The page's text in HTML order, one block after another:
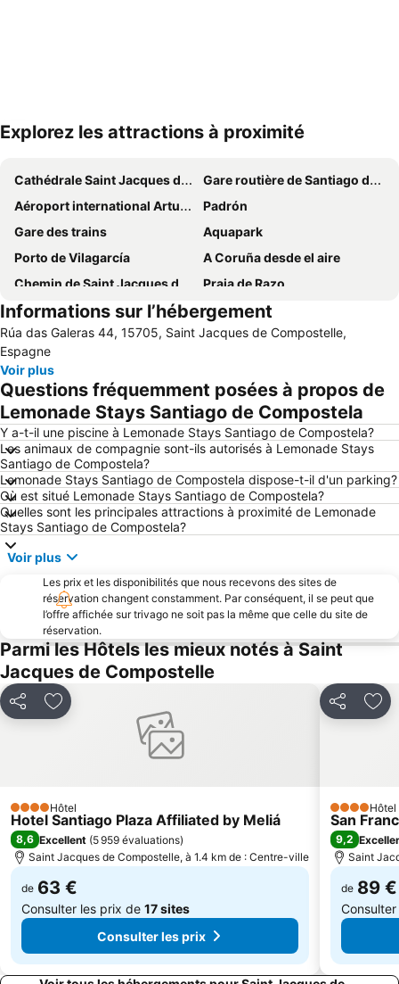
Explorez les attractions à proximité
Cathédrale Saint Jacques de Compostelle
Gare routière de Santiago de Compostela
Aéroport international Arturo Merino Benítez
Padrón
Gare des trains
Aquapark
Porto de Vilagarcía
A Coruña desde el aire
Chemin de Saint Jacques de Compostelle
Praia de Razo
Monasterio da Armenteira
Dos Reis
San Martín Pinario
Place de l'Obradoiro
Rúa do Franco
Albergue de Peregrinos de Santa Irene
Area de Reboredo
Semaine Verte de Galice
Ría de Muros y Noia
Informations sur l’hébergement
Rúa das Galeras 44, 15705, Saint Jacques de Compostelle,
Espagne
Voir plus
Questions fréquemment posées à propos de
Lemonade Stays Santiago de Compostela
Y a-t-il une piscine à Lemonade Stays Santiago de Compostela?
Les animaux de compagnie sont-ils autorisés à Lemonade Stays
Santiago de Compostela?
Lemonade Stays Santiago de Compostela dispose-t-il d'un parking?
Où est situé Lemonade Stays Santiago de Compostela?
Quelles sont les principales attractions à proximité de Lemonade
Stays Santiago de Compostela?
Voir plus
Les prix et les disponibilités que nous recevons des sites de
réservation changent constamment. Par conséquent, il se peut que
l’offre affichée sur trivago ne soit pas la même que celle du site de
réservation.
Parmi les Hôtels les mieux notés à Saint
Jacques de Compostelle
PartagerAjouter à mes favoris
4 ÉtoilesHôtel
Hotel Santiago Plaza Affiliated by Meliá
8,6 Excellent (5 959 évaluations)
Saint Jacques de Compostelle, à 1.4 km de : Centre-ville
de 63 €
Consulter les prix de 17 sites
Consulter les prix
Partager
4 ÉtoilesHôtel
San
9,2
Saint
de 89 €